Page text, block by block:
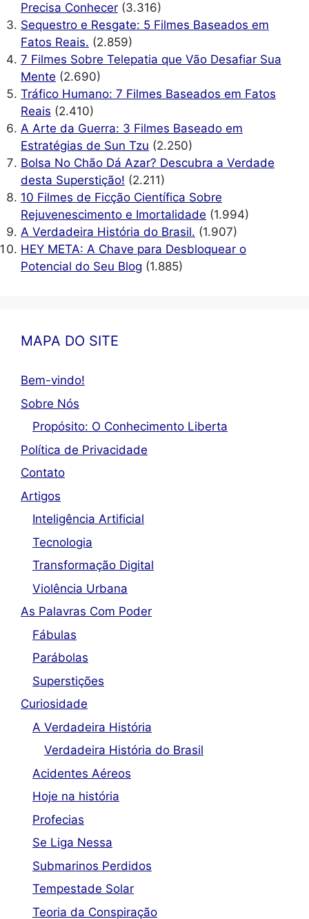
Precisa Conhecer (3.316)
Sequestro e Resgate: 5 Filmes Baseados em
Fatos Reais. (2.859)
7 Filmes Sobre Telepatia que Vão Desafiar Sua
Mente (2.690)
Tráfico Humano: 7 Filmes Baseados em Fatos
Reais (2.410)
A Arte da Guerra: 3 Filmes Baseado em
Estratégias de Sun Tzu (2.250)
Bolsa No Chão Dá Azar? Descubra a Verdade
desta Superstição! (2.211)
10 Filmes de Ficção Científica Sobre
Rejuvenescimento e Imortalidade (1.994)
A Verdadeira História do Brasil. (1.907)
HEY META: A Chave para Desbloquear o
Potencial do Seu Blog (1.885)
MAPA DO SITE
Bem-vindo!
Sobre Nós
Propósito: O Conhecimento Liberta
Política de Privacidade
Contato
Artigos
Inteligência Artificial
Tecnologia
Transformação Digital
Violência Urbana
As Palavras Com Poder
Fábulas
Parábolas
Superstições
Curiosidade
A Verdadeira História
Verdadeira História do Brasil
Acidentes Aéreos
Hoje na história
Profecias
Se Liga Nessa
Submarinos Perdidos
Tempestade Solar
Teoria da Conspiração